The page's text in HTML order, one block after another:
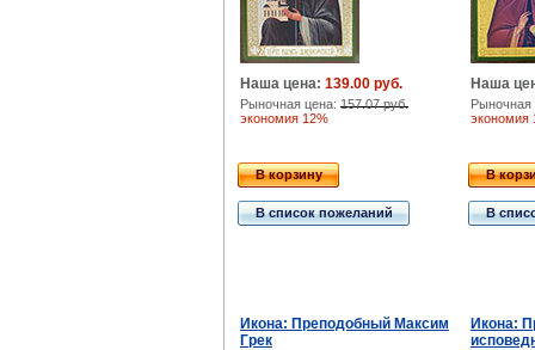
Наша цена: 139.00 руб.
Рыночная цена: 157.07 руб.
экономия 12%
Наша
экономия
В корзину
В список пожеланий
В
В
Икона: Преподобный Максим
Грек
Икона: